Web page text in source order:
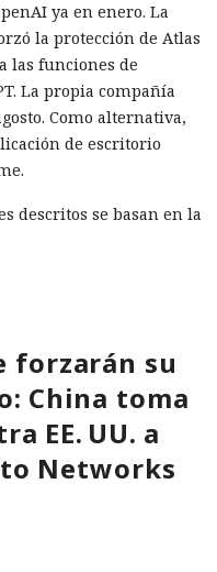
ya en enero. La
la protección de Atlas
las funciones de
La propia compañía
Como alternativa,
de escritorio
descritos se basan en la
de forma
forzarán su
China toma
EE. UU. a
Networks